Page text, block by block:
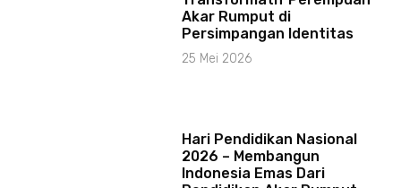
Akar Rumput di
Persimpangan Identitas
25 Mei 2026
Hari Pendidikan Nasional
2026 – Membangun
Indonesia Emas Dari